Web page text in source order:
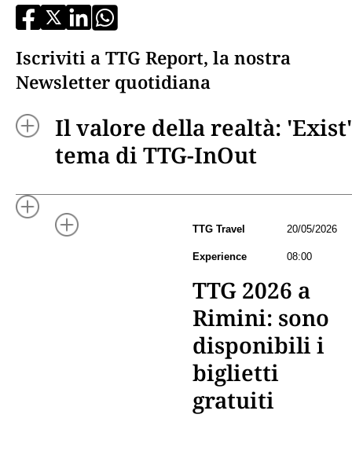
Iscriviti a TTG Report, la nostra
Newsletter quotidiana
Il valore della realtà: 'Exist'
tema di TTG-InOut
TTG Travel
Experience
20/05/2026
08:00
TTG 2026 a
Rimini: sono
disponibili i
biglietti
gratuiti